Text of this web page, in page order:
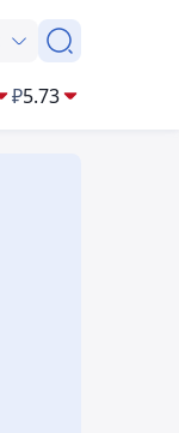
₽5.73